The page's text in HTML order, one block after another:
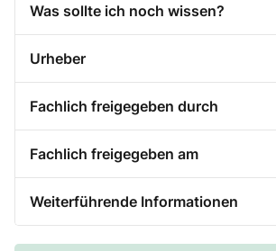
Was sollte ich noch wissen?
Urheber
Fachlich freigegeben durch
Fachlich freigegeben am
Weiterführende Informationen